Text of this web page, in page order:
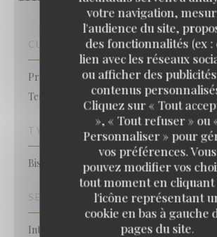
votre navigation,
l'audience du site,
des fonctionnalités (ex :
lien avec les réseaux
ou afficher des
contenus
Cliquez sur « Tout
», « Tout refuser » ou
Personnaliser » pour
vos préférences. Vous
pouvez modifier vos
tout moment en
l'icône représentant
cookie en bas à gauche
pages du site.
CUISINE
Produits Locaux , Fait maison, Cuisine
Terroir
TYPE DE RESTAURANT
Bistronomique
SERVICES
Interdit aux chiens, Privatisation, Accès
Les Étangs de